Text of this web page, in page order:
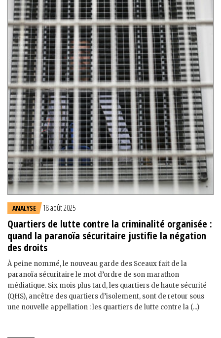
ANALYSE 18 août 2025
Quartiers de lutte contre la criminalité organisée :
quand la paranoïa sécuritaire justifie la négation
des droits
À peine nommé, le nouveau garde des Sceaux fait de la
paranoïa sécuritaire le mot d’ordre de son marathon
médiatique. Six mois plus tard, les quartiers de haute sécurité
(QHS), ancêtre des quartiers d’isolement, sont de retour sous
une nouvelle appellation : les quartiers de lutte contre la (...)